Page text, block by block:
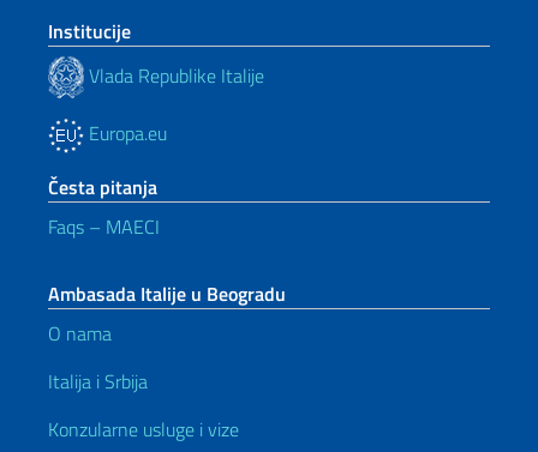
Institucije
Vlada Republike Italije
Europa.eu
Česta pitanja
Faqs – MAECI
Ambasada Italije u Beogradu
O nama
Italija i Srbija
Konzularne usluge i vize